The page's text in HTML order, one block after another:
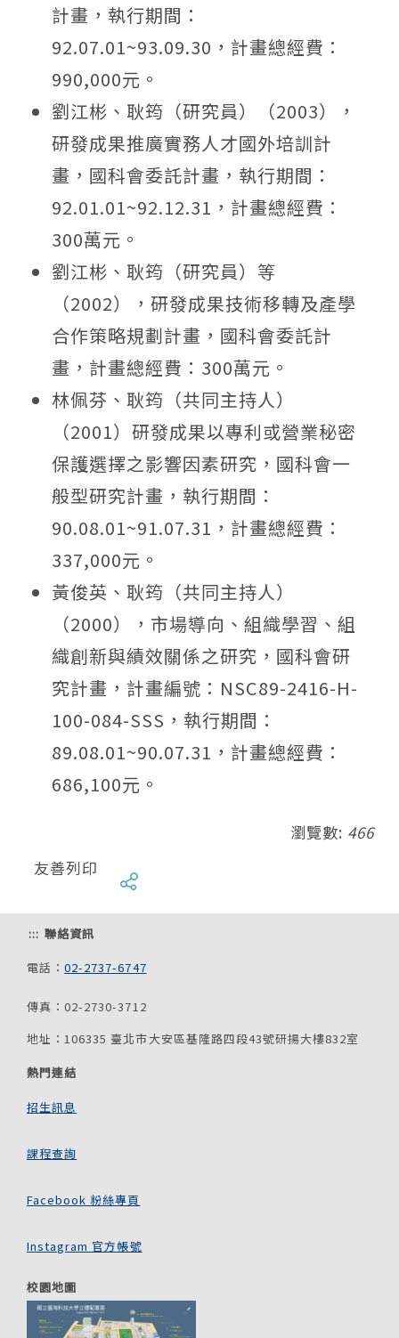
計畫，執行期間：
92.07.01~93.09.30，計畫總經費：
990,000元。
劉江彬、耿筠（研究員）（2003），
研發成果推廣實務人才國外培訓計
畫，國科會委託計畫，執行期間：
92.01.01~92.12.31，計畫總經費：
300萬元。
劉江彬、耿筠（研究員）等
（2002），研發成果技術移轉及產學
合作策略規劃計畫，國科會委託計
畫，計畫總經費：300萬元。
林佩芬、耿筠（共同主持人）
（2001）研發成果以專利或營業秘密
保護選擇之影響因素研究，國科會一
般型研究計畫，執行期間：
90.08.01~91.07.31，計畫總經費：
337,000元。
黃俊英、耿筠（共同主持人）
（2000），市場導向、組織學習、組
織創新與績效關係之研究，國科會研
究計畫，計畫編號：NSC89-2416-H-
100-084-SSS，執行期間：
89.08.01~90.07.31，計畫總經費：
686,100元。
瀏覽數: 466
友善列印
::: 聯絡資訊
電話：02-2737-6747
傳真：02-2730-3712
地址：106335 臺北市大安區基隆路四段43號研揚大樓832室
熱門連結
招生訊息
課程查詢
Facebook 粉絲專頁
Instagram 官方帳號
校園地圖